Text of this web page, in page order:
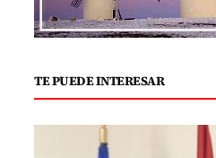
TE PUEDE INTERESAR